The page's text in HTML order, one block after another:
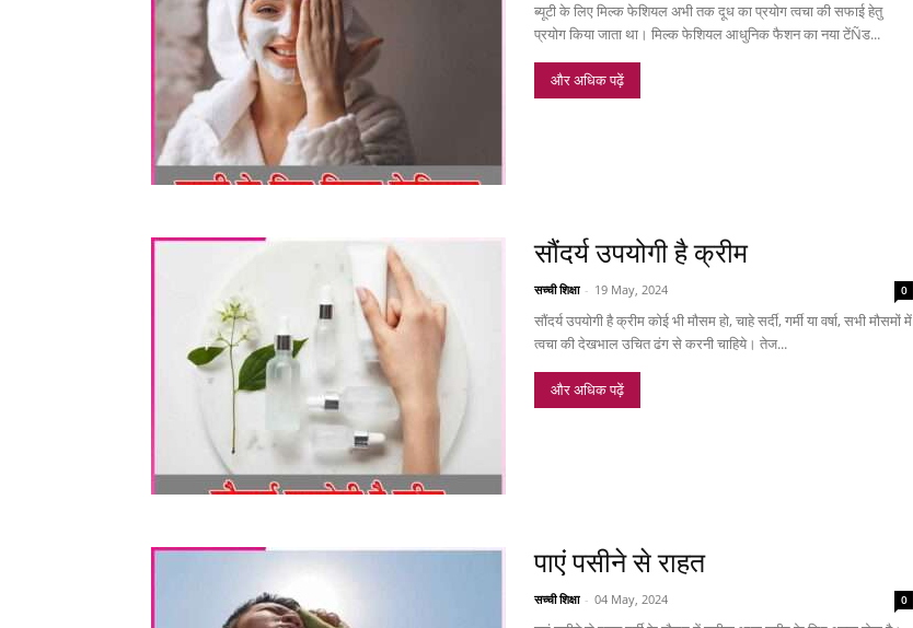
ब्यूटी के लिए मिल्क फेशियल अभी तक दूध का प्रयोग त्वचा की सफाई हेतु
प्रयोग किया जाता था। मिल्क फेशियल आधुनिक फैशन का नया टेंÑड...
और अधिक पढ़ें
सौंदर्य उपयोगी है क्रीम
सच्ची शिक्षा - 19 May, 2024 0
सौंदर्य उपयोगी है क्रीम कोई भी मौसम हो, चाहे सर्दी, गर्मी या वर्षा, सभी मौसमों में
त्वचा की देखभाल उचित ढंग से करनी चाहिये। तेज...
और अधिक पढ़ें
पाएं पसीने से राहत
सच्ची शिक्षा - 04 May, 2024 0